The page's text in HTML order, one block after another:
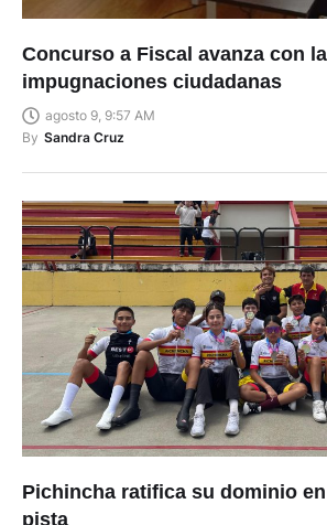
Concurso a Fiscal avanza con
impugnaciones ciudadanas
agosto 9, 9:57 AM
By Sandra Cruz
Pichincha ratifica su dominio
pista